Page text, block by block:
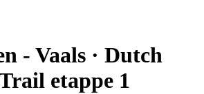
- Vaals · Dutch
etappe 1